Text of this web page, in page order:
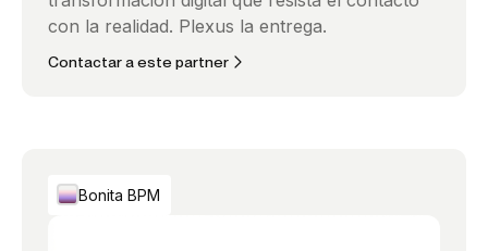
con la realidad. Plexus la entrega.
Contactar a este partner
Bonita BPM